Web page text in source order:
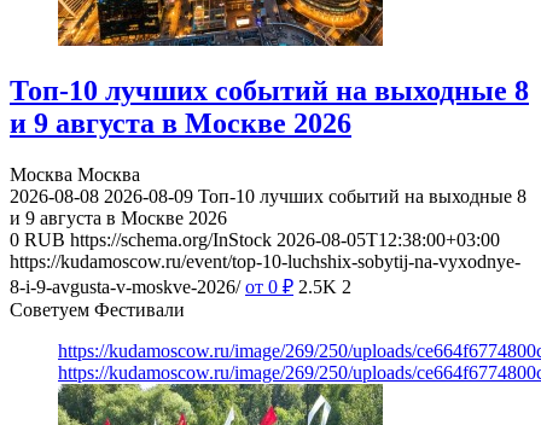
Топ-10 лучших событий на выходные 8
и 9 августа в Москве 2026
Москва Москва
2026-08-08 2026-08-09 Топ-10 лучших событий на выходные 8
и 9 августа в Москве 2026
0 RUB https://schema.org/InStock 2026-08-05T12:38:00+03:00
https://kudamoscow.ru/event/top-10-luchshix-sobytij-na-vyxodnye-
8-i-9-avgusta-v-moskve-2026/ от 0 ₽ 2.5K 2
Советуем Фестивали
https://kudamoscow.ru/image/269/250/uploads/
https://kudamoscow.ru/image/269/250/uploads/